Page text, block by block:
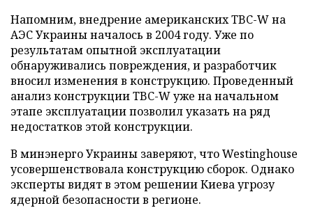
Напомним, внедрение американских TBC-W на
АЭС Украины началось в 2004 году. Уже по
результатам опытной эксплуатации
обнаруживались повреждения, и разработчик
вносил изменения в конструкцию. Проведенный
анализ конструкции TBC-W уже на начальном
этапе эксплуатации позволил указать на ряд
недостатков этой конструкции.
В минэнерго Украины заверяют, что Westinghouse
усовершенствовала конструкцию сборок. Однако
эксперты видят в этом решении Киева угрозу
ядерной безопасности в регионе.